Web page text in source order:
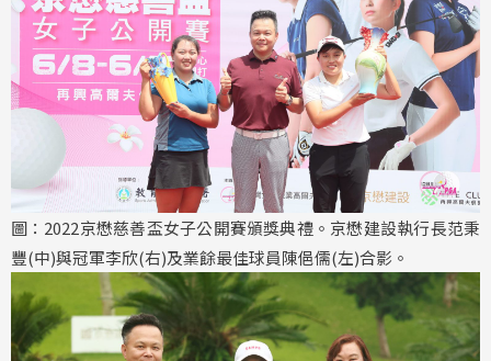
圖：2022京懋慈善盃女子公開賽頒獎典禮。京懋建設執行長范秉
豐(中)與冠軍李欣(右)及業餘最佳球員陳俋儒(左)合影。